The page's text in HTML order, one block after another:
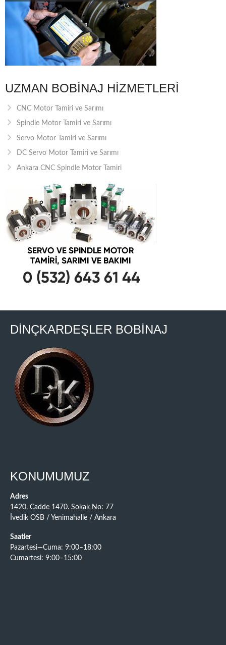
UZMAN BOBINAJ HIZMETLERI
CNC Motor Tamiri ve Sarımı
Spindle Motor Tamiri ve Sarımı
Servo Motor Tamiri ve Sarımı
DC Servo Motor Tamiri ve Sarımı
Ankara CNC Spindle Motor Tamiri
DİNÇKARDEŞLER BOBİNAJ
KONUMUMUZ
Adres
1420. Cadde 1470. Sokak No: 77
İvedik OSB / Yenimahalle / Ankara
Saatler
Pazartesi—Cuma: 9:00–18:00
Cumartesi: 9:00–15:00